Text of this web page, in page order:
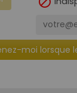
moi lorsque